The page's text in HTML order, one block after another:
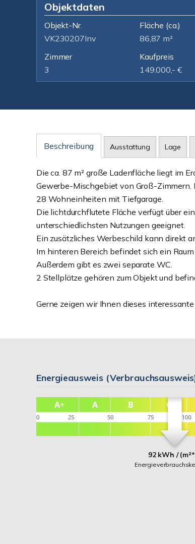
Objektdaten
Objekt-Nr.
VK230207Inv
Fläche (ca.)
86,87 m²
Zimmer
3
Kaufpreis
149.000,- €
Beschreibung Ausstattung Lage
Die ca. 87 m² große Ladenfläche liegt im
Gewerbe-Mischgebiet von Groß-Zimmern.
28 Wohneinheiten mit Tiefgarage.
Die lichtdurchflutete Fläche verfügt über
unterschiedlichsten Nutzungen geeignet.
Ein zusätzliches Werbeschild kann direkt
Im hinteren Bereich befindet sich ein
Außerdem gibt es zwei separate WC.
2 Stellplätze gehören zum Objekt und
Gerne zeigen wir Ihnen dieses
Energieausweis
92 kWh /